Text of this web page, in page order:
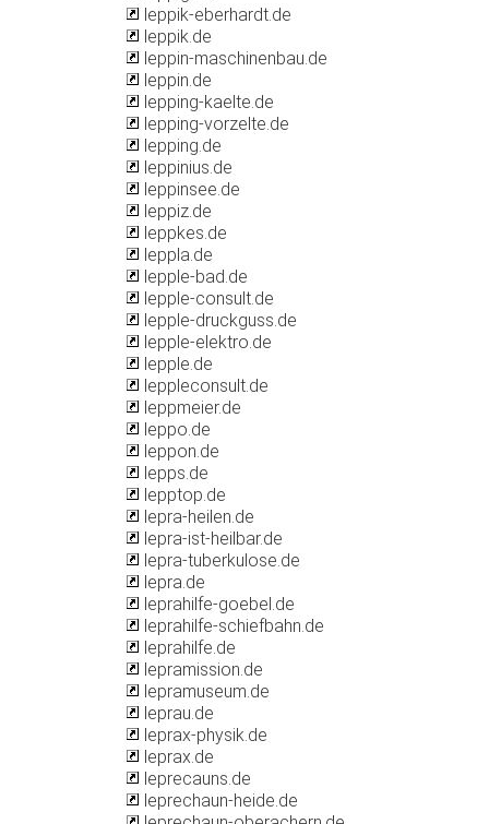
leppik-eberhardt.de
leppik.de
leppin-maschinenbau.de
leppin.de
lepping-kaelte.de
lepping-vorzelte.de
lepping.de
leppinius.de
leppinsee.de
leppiz.de
leppkes.de
leppla.de
lepple-bad.de
lepple-consult.de
lepple-druckguss.de
lepple-elektro.de
lepple.de
leppleconsult.de
leppmeier.de
leppo.de
leppon.de
lepps.de
lepptop.de
lepra-heilen.de
lepra-ist-heilbar.de
lepra-tuberkulose.de
lepra.de
leprahilfe-goebel.de
leprahilfe-schiefbahn.de
leprahilfe.de
lepramission.de
lepramuseum.de
leprau.de
leprax-physik.de
leprax.de
leprecauns.de
leprechaun-heide.de